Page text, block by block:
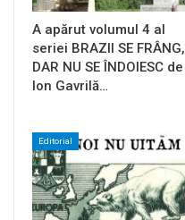
A apărut volumul 4 al
seriei BRAZII SE FRÂNG,
DAR NU SE ÎNDOIESC de
Ion Gavrilă…
Editorial